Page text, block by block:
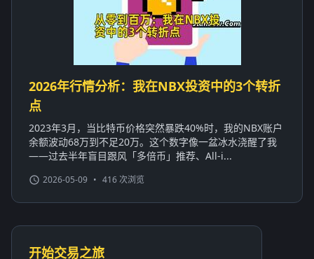
2026年行情分析：我在NBX投资中的3个转折
点
2023年3月，当比特币价格突然暴跌40%时，我的NBX账户
余额波动68万到不足20万。这个数字像一盆冰水浇醒了我
——过去半年盲目跟风「多倍币」推荐、All-i...
2026-05-09 • 416 次浏览
开始交易之旅